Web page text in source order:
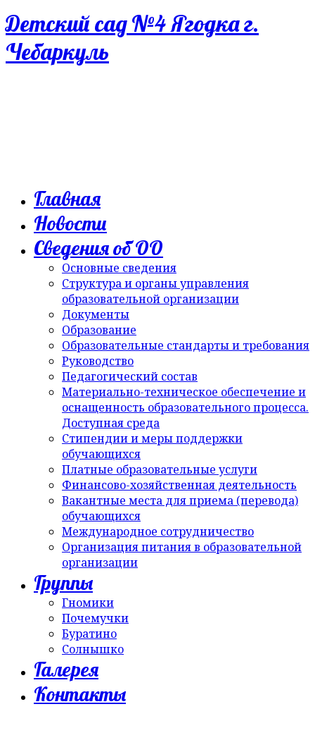
Детский сад №4 Ягодка г.
Чебаркуль
Главная
Новости
Сведения об ОО
Основные сведения
Структура и органы управления
образовательной организации
Документы
Образование
Образовательные стандарты и требования
Руководство
Педагогический состав
Материально-техническое обеспечение и
оснащенность образовательного процесса.
Доступная среда
Стипендии и меры поддержки
обучающихся
Платные образовательные услуги
Финансово-хозяйственная деятельность
Вакантные места для приема (перевода)
обучающихся
Международное сотрудничество
Организация питания в образовательной
организации
Группы
Гномики
Почемучки
Буратино
Солнышко
Галерея
Контакты